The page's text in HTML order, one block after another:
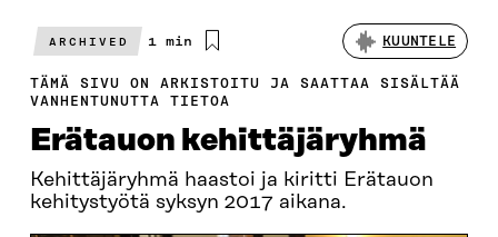
ARCHIVED
Arvioitu
1 min KUUNTELE
TÄMÄ SIVU ON ARKISTOITU JA SAATTAA SISÄLTÄÄ
VANHENTUNUTTA TIETOA
Erätauon kehittäjäryhmä
Kehittäjäryhmä haastoi ja kiritti Erätauon
kehitystyötä syksyn 2017 aikana.